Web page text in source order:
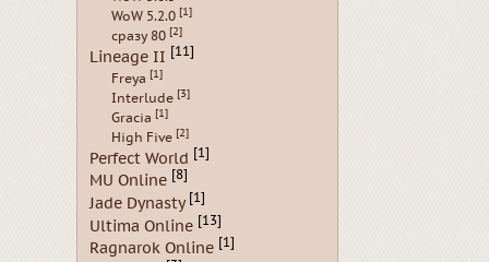
WoW 5.2.0 [1]
сразу 80 [2]
Lineage II [11]
Freya [1]
Interlude [3]
Gracia [1]
High Five [2]
Perfect World [1]
MU Online [8]
Jade Dynasty [1]
Ultima Online [13]
Ragnarok Online [1]